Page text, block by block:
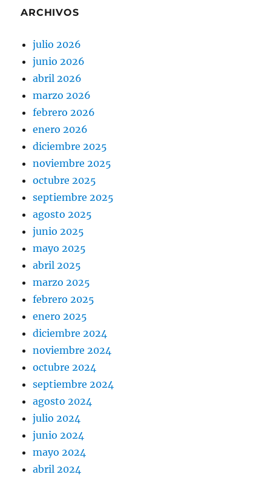
ARCHIVOS
julio 2026
junio 2026
abril 2026
marzo 2026
febrero 2026
enero 2026
diciembre 2025
noviembre 2025
octubre 2025
septiembre 2025
agosto 2025
junio 2025
mayo 2025
abril 2025
marzo 2025
febrero 2025
enero 2025
diciembre 2024
noviembre 2024
octubre 2024
septiembre 2024
agosto 2024
julio 2024
junio 2024
mayo 2024
abril 2024